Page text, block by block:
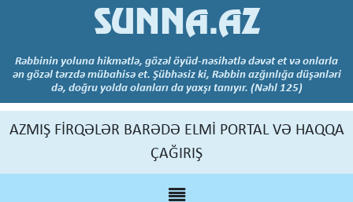
SUNNA.AZ
Rəbbinin yoluna hikmətlə, gözəl öyüd-nəsihətlə dəvət et və onlarla
ən gözəl tərzdə mübahisə et. Şübhəsiz ki, Rəbbin azğınlığa düşənləri
də, doğru yolda olanları da yaxşı tanıyır. (Nəhl 125)
AZMIŞ FİRQƏLƏR BARƏDƏ ELMİ PORTAL VƏ HAQQA
ÇAĞIRIŞ